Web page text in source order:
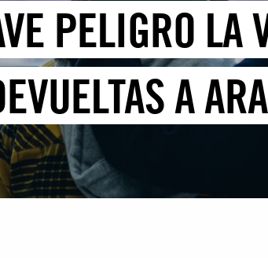
PELIGRO LA
A